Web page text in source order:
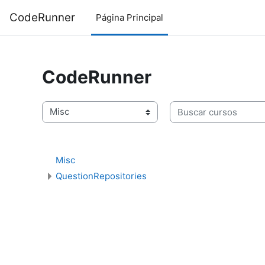
CodeRunner Página Principal
CodeRunner
Categorías
Buscar cursos
Misc
QuestionRepositories